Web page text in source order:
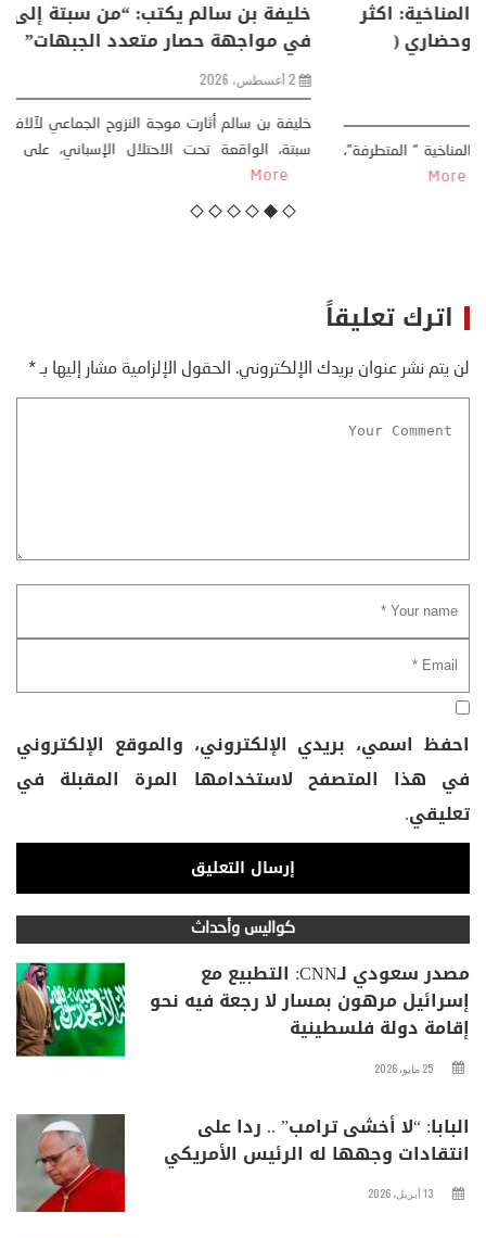
منذر بالضيافي يكتب حول: التغيرات المناخية: اكثر
من ظاهرة طبيعية .. تحول اجتماعي وحضاري (
مقاربة سوسيولوجية )
كتب: منذر بالضيافي بدأت قصتي مع التغييرات المناخية ” المتطرفة”،
منذ نهاية ثمانينات القرن الماضي، حين أطردنا ...
اترك تعليقاً
لن يتم نشر عنوان بريدك الإلكتروني. الحقول الإلزامية مشار إليها بـ*
احفظ اسمي، بريدي الإلكتروني، والموقع الإلكتروني
في هذا المتصفح لاستخدامها المرة المقبلة في
تعليقي.
كواليس وأحداث
مصدر سعودي لـCNN: التطبيع مع
إسرائيل مرهون بمسار لا رجعة فيه نحو
إقامة دولة فلسطينية
25 مايو، 2026
البابا: “لا أخشى ترامب” .. ردا على
انتقادات وجهها له الرئيس الأمريكي
13 أبريل، 2026